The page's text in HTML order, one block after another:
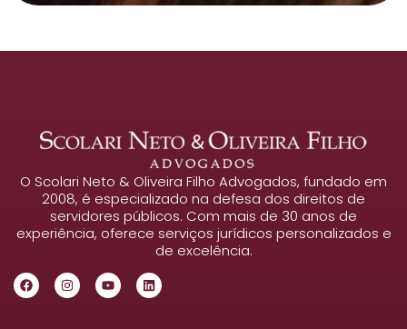
O Scolari Neto & Oliveira Filho Advogados, fundado em
2008, é especializado na defesa dos direitos de
servidores públicos. Com mais de 30 anos de
experiência, oferece serviços jurídicos personalizados e
de excelência.